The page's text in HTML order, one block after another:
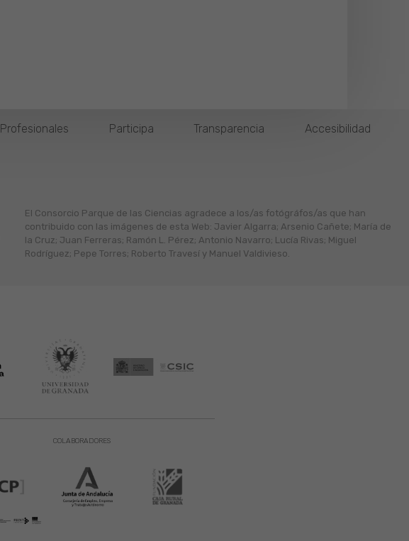
Profesionales Participa Transparencia Accesibilidad
El Consorcio Parque de las Ciencias agradece a los/as fotógráfos/as que han
contribuido con las imágenes de esta Web: Javier Algarra; Arsenio Cañete; María de
la Cruz; Juan Ferreras; Ramón L. Pérez; Antonio Navarro; Lucía Rivas; Miguel
Rodríguez; Pepe Torres; Roberto Travesí y Manuel Valdivieso.
COLABORADORES